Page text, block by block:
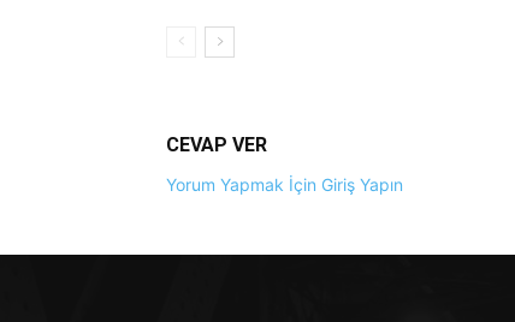
CEVAP VER
Yorum Yapmak İçin Giriş Yapın